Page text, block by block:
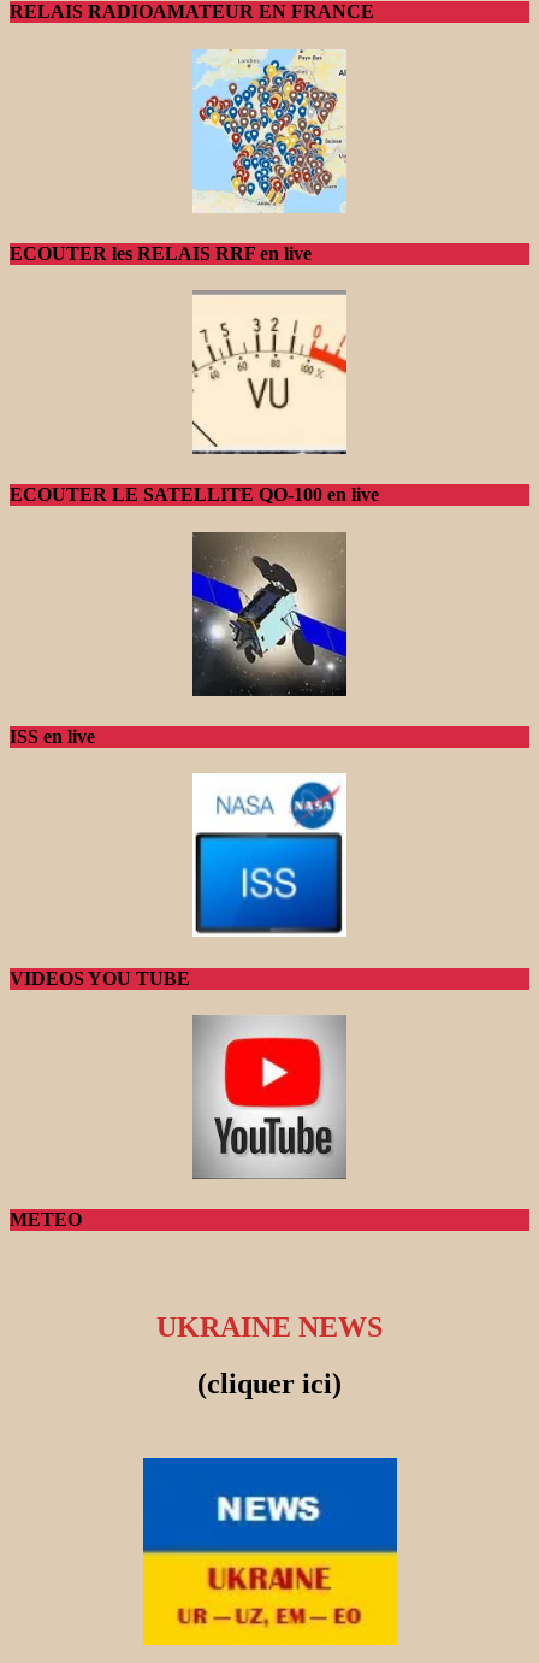
RELAIS RADIOAMATEUR EN FRANCE
ECOUTER les RELAIS RRF en live
ECOUTER LE SATELLITE QO-100 en live
ISS en live
VIDEOS YOU TUBE
METEO
UKRAINE NEWS
(cliquer ici)